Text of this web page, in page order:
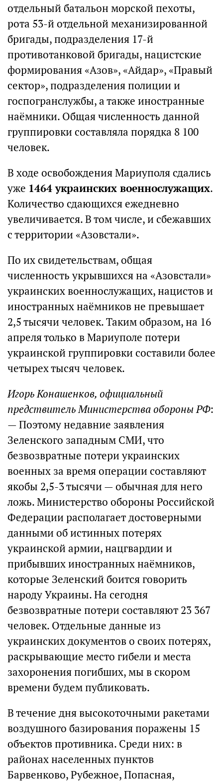
отдельный батальон морской пехоты,
рота 53-й отдельной механизированной
бригады, подразделения 17-й
противотанковой бригады, нацистские
формирования «Азов», «Айдар», «Правый
сектор», подразделения полиции и
госпогранслужбы, а также иностранные
наёмники. Общая численность данной
группировки составляла порядка 8 100
человек.
В ходе освобождения Мариуполя сдались
уже 1464 украинских военнослужащих.
Количество сдающихся ежедневно
увеличивается. В том числе, и сбежавших
с территории «Азовстали».
По их свидетельствам, общая
численность укрывшихся на «Азовстали»
украинских военнослужащих, нацистов и
иностранных наёмников не превышает
2,5 тысячи человек. Таким образом, на 16
апреля только в Мариуполе потери
украинской группировки составили более
четырех тысяч человек.
Игорь Конашенков, официальный
предствитель Министерства обороны РФ:
— Поэтому недавние заявления
Зеленского западным СМИ, что
безвозвратные потери украинских
военных за время операции составляют
якобы 2,5-3 тысячи — обычная для него
ложь. Министерство обороны Российской
Федерации располагает достоверными
данными об истинных потерях
украинской армии, нацгвардии и
прибывших иностранных наёмников,
которые Зеленский боится говорить
народу Украины. На сегодня
безвозвратные потери составляют 23 367
человек. Отдельные данные из
украинских документов о своих потерях,
раскрывающие место гибели и места
захоронения погибших, мы в скором
времени будем публиковать.
В течение дня высокоточными ракетами
воздушного базирования поражены 15
объектов противника. Среди них: в
районах населенных пунктов
Барвенково, Рубежное, Попасная,